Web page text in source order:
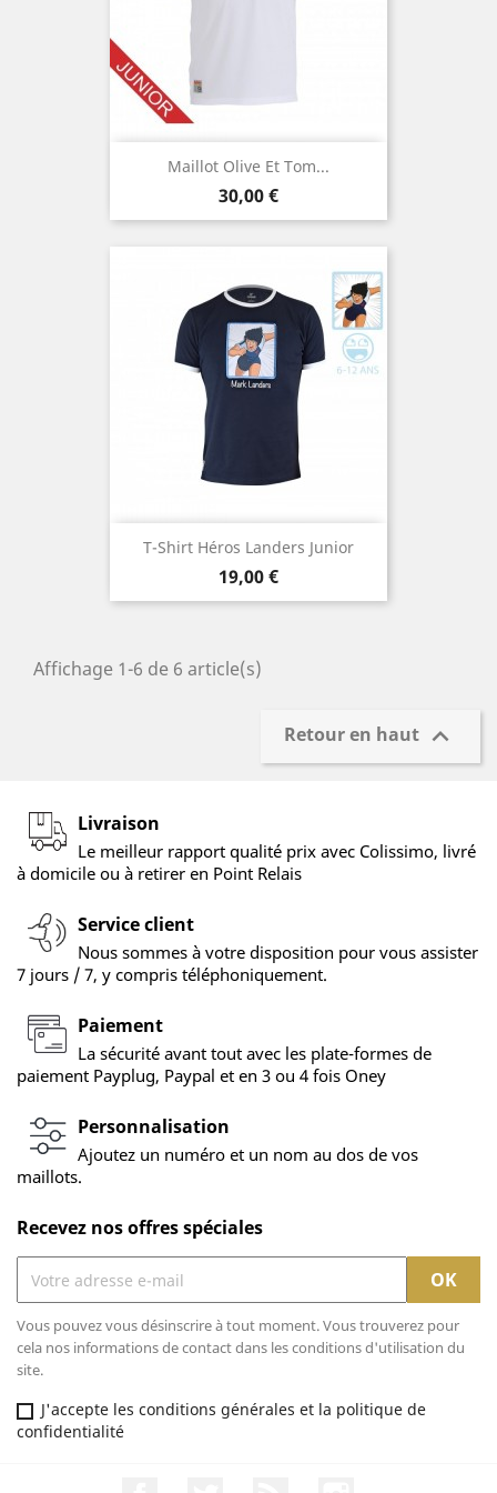
Maillot Olive Et Tom...
Prix
30,00 €
T-Shirt Héros Landers Junior
Prix
19,00 €
Affichage 1-6 de 6 article(s)
Retour en haut 
Livraison
Le meilleur rapport qualité prix avec Colissimo, livré
à domicile ou à retirer en Point Relais
Service client
Nous sommes à votre disposition pour vous assister
7 jours / 7, y compris téléphoniquement.
Paiement
La sécurité avant tout avec les plate-formes de
paiement Payplug, Paypal et en 3 ou 4 fois Oney
Personnalisation
Ajoutez un numéro et un nom au dos de vos
maillots.
Recevez nos offres spéciales
Vous pouvez vous désinscrire à tout moment. Vous trouverez pour
cela nos informations de contact dans les conditions d'utilisation du
site.
J'accepte les conditions générales et la politique de
confidentialité